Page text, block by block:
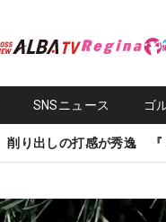
SNSニュース ゴ
削り出しの打感が秀逸 『